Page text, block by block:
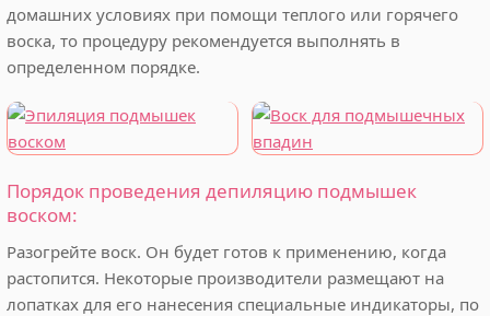
домашних условиях при помощи теплого или горячего
воска, то процедуру рекомендуется выполнять в
определенном порядке.
Порядок проведения депиляцию подмышек
воском:
Разогрейте воск. Он будет готов к применению, когда
растопится. Некоторые производители размещают на
лопатках для его нанесения специальные индикаторы, по